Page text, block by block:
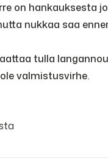
on hankauksesta
nukkaa saa
tulla
valmistusvirhe.